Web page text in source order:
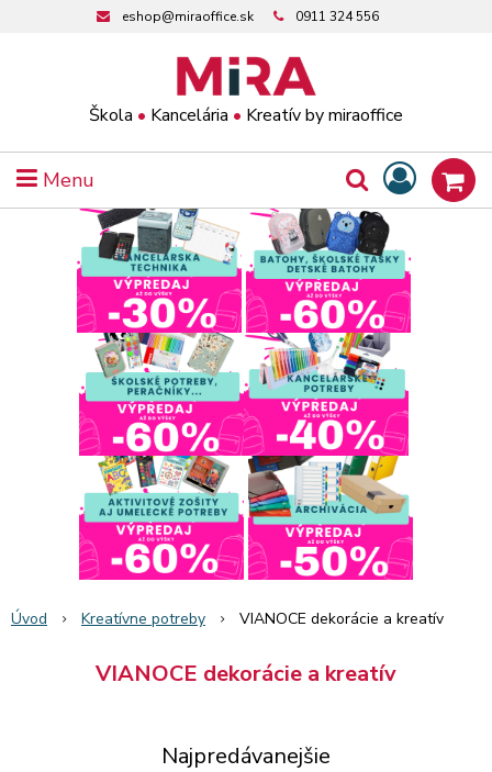
Škola • Kancelária • Kreatív by miraoffice
eshop@miraoffice.sk 0911 324 556
Menu
Úvod Kreatívne potreby VIANOCE dekorácie a kreatív
VIANOCE dekorácie a kreatív
Najpredávanejšie